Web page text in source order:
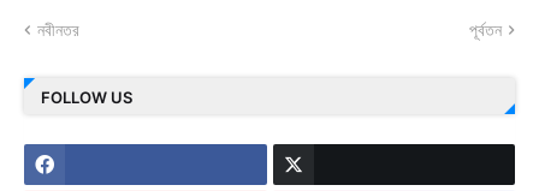
নবীনতর পূর্বতন
FOLLOW US